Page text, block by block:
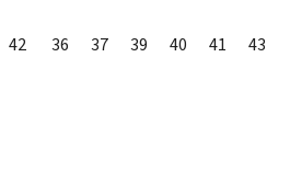
42 43 44 45 47 48
36 37 39 40 41 43